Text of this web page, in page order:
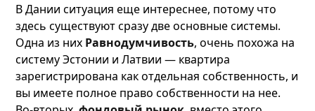
В Дании ситуация еще интереснее, потому что
здесь существуют сразу две основные системы.
Одна из них Равнодумчивость, очень похожа на
систему Эстонии и Латвии — квартира
зарегистрирована как отдельная собственность, и
вы имеете полное право собственности на нее.